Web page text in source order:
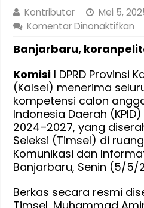
Kontributor Mei 5,
Komentar Dinonaktifkan
Uji
I
Banjarbaru,
Komisi I DPRD Provinsi
(Kalsel) menerima
kompetensi calon
Indonesia Daerah
2024–2027, yang
Seleksi (Timsel) di
Komunikasi dan
Banjarbaru, Senin (5/5/
Berkas secara resmi